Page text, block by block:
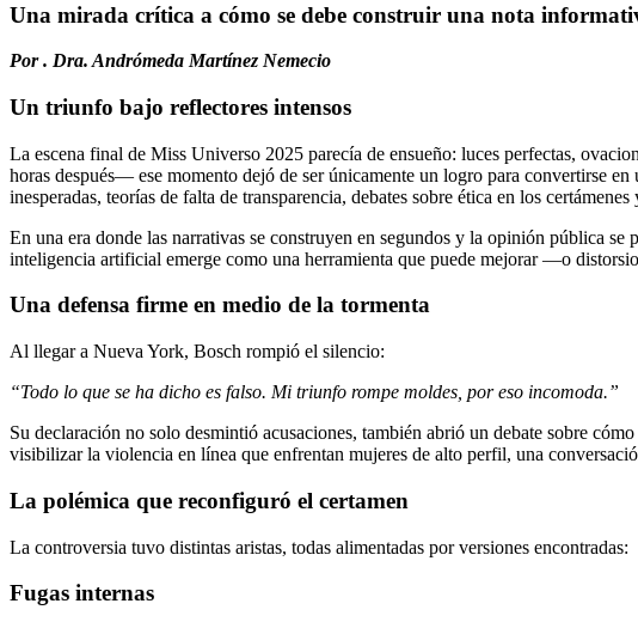
Una mirada crítica a cómo se debe construir una nota
Por . Dra. Andrómeda Martínez Nemecio
Un triunfo bajo reflectores intensos
La escena final de Miss Universo 2025 parecía de ensueño: luces perfectas,
horas después— ese momento dejó de ser únicamente un logro para convertirse
inesperadas, teorías de falta de transparencia, debates sobre ética en los
En una era donde las narrativas se construyen en segundos y la opinión pública
inteligencia artificial emerge como una herramienta que puede mejorar —o
Una defensa firme en medio de la tormenta
Al llegar a Nueva York, Bosch rompió el silencio:
“Todo lo que se ha dicho es falso. Mi triunfo rompe moldes, por eso incomoda.”
Su declaración no solo desmintió acusaciones, también abrió un debate sobre
visibilizar la violencia en línea que enfrentan mujeres de alto perfil, una
La polémica que reconfiguró el certamen
La controversia tuvo distintas aristas, todas alimentadas por versiones encontradas:
Fugas internas